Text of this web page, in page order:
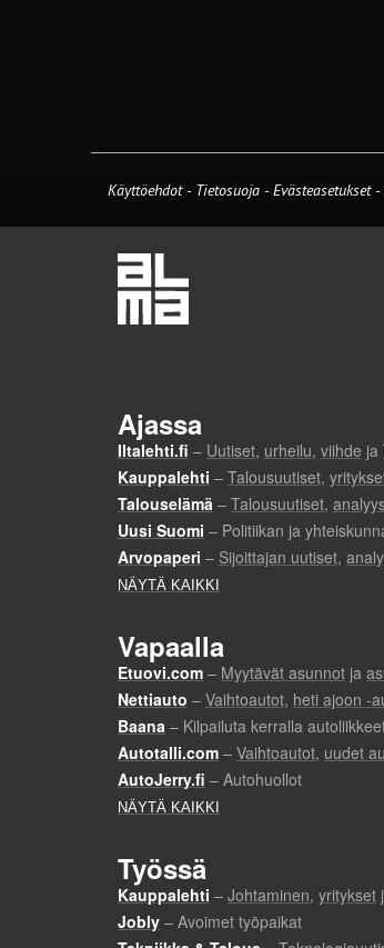
Käyttöehdot - Tietosuoja -Evästeasetukset-